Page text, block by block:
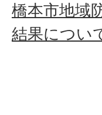
橋本市地域
結果につい